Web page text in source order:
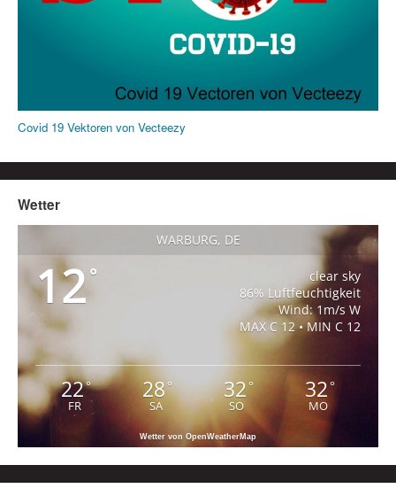
Covid 19 Vektoren von Vecteezy
Wetter
WARBURG, DE
12°
clear sky
86% Luftfeuchtigkeit
Wind: 1m/s W
MAX C 12 • MIN C 12
22°
FR
28°
SA
32°
SO
32°
MO
Wetter von OpenWeatherMap